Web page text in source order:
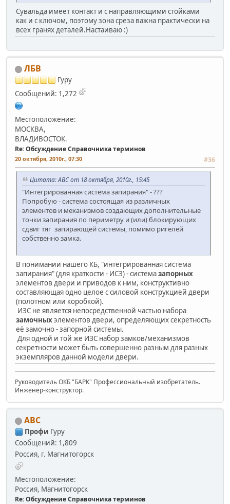
Сувальда имеет контакт и с направляющими стойками
как и с ключом, поэтому зона среза важна практически на
всех гранях деталей.Настаиваю :)
ЛБВ
Гуру
Сообщений: 1,272
Местоположение:
МОСКВА,
ВЛАДИВОСТОК.
Re: Обсуждение Справочника терминов
20 октября, 2010г., 07:30 #36
Цитата: АВС от 18 октября, 2010г., 15:45
"Интегрированная система запирания" - ???
Попробую - система состоящая из различных
элементов и механизмов создающих дополнительные
точки запирания по периметру и (или) блокирующих
сдвиг тяг запирающей системы, помимо ригелей
собственно замка.
В понимании нашего КБ, "интегрированная система
запирания" (для краткости - ИСЗ) - системазапорных
элементов двери и приводов к ним, конструктивно
составляющая одно целое с силовой конструкцией двери
(полотном или коробкой).
ИЗС не является непосредственной частью набора
замочныхэлементов двери, определяющих секретность
её замочно - запорной системы.
Для одной и той же ИЗС набор замков/механизмов
секретности может быть совершенно разным для разных
экземпляров данной модели двери.
Руководитель ОКБ "БАРК" Профессиональный изобретатель.
Инженер-конструктор.
АВС
Профи Гуру
Сообщений: 1,809
Россия, г. Магнитогорск
Местоположение:
Россия, Магнитогорск
Re: Обсуждение Справочника терминов